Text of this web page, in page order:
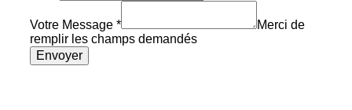
Votre Message *
Merci de
remplir les champs demandés
Envoyer